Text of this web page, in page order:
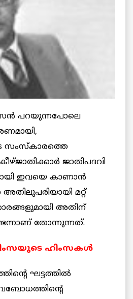
പറയുന്നപോലെ
സംസ്കാരത്തെ
ജാതിപദവി
ഇവയെ കാണാന്‍
മറ്റ്
അതിന്
തോന്നുന്നത്.
ഹിംസകള്‍
ഘട്ടത്തില്‍